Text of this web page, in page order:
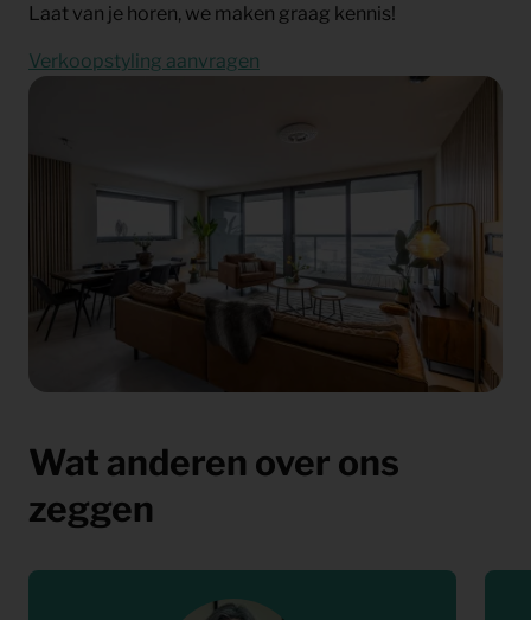
Laat van je horen, we maken graag kennis!
Verkoopstyling aanvragen
Wat anderen over ons
zeggen